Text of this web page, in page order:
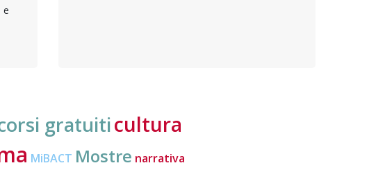
e
gratuiticultura
MiBACT Mostre narrativa